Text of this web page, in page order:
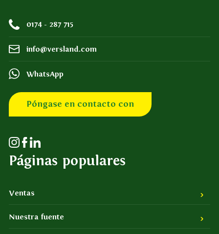
0174 - 287 715
info@versland.com
WhatsApp
Póngase en contacto con
Páginas populares
Ventas
Nuestra fuente